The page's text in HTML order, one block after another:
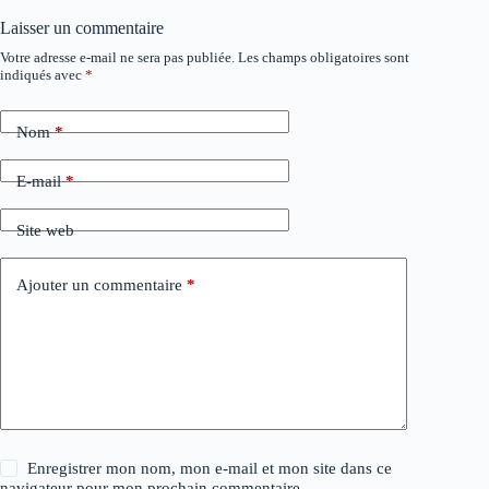
Laisser un commentaire
Votre adresse e-mail ne sera pas publiée. Les champs obligatoires sont
indiqués avec *
Nom*
E-mail*
Site web
Ajouter un commentaire *
Enregistrer mon nom, mon e-mail et mon site dans ce
A
l
r
n
v
e